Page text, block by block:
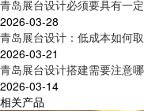
青岛展台设计必须要具有一定
2026-03-28
青岛展台设计：低成本如何
2026-03-21
青岛展台设计搭建需要注意
2026-03-14
相关产品